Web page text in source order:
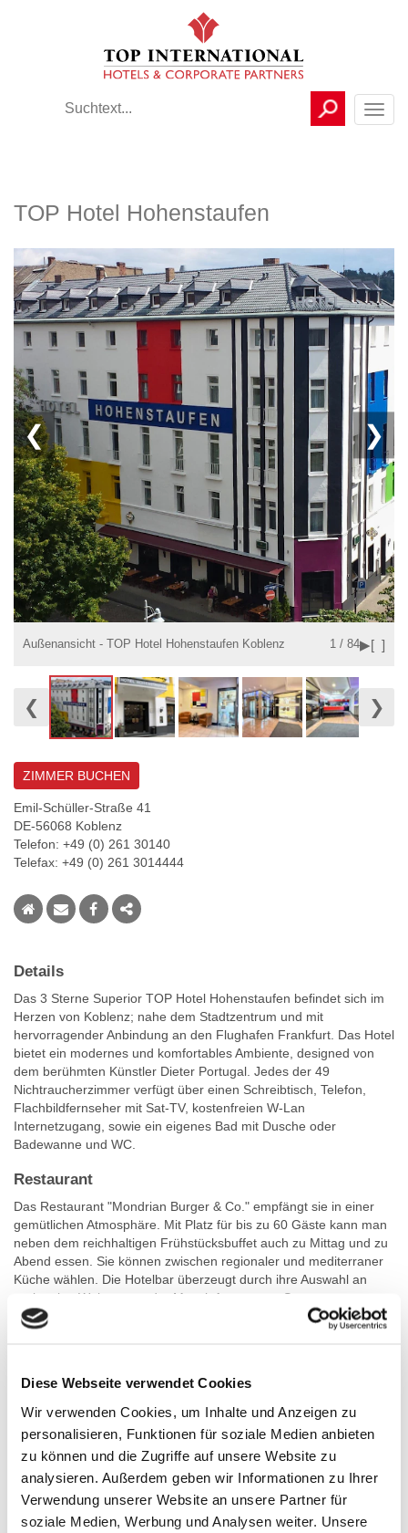
Diese Webseite verwendet Cookies
Wir verwenden Cookies, um Inhalte und Anzeigen zu
personalisieren, Funktionen für soziale Medien anbieten
zu können und die Zugriffe auf unsere Website zu
analysieren. Außerdem geben wir Informationen zu Ihrer
Verwendung unserer Website an unsere Partner für
soziale Medien, Werbung und Analysen weiter. Unsere
TOP Hotel Hohenstaufen
❮ ❯
Außenansicht - TOP Hotel Hohenstaufen Koblenz 1 / 84▶[ ]
❮ ❯
ZIMMER BUCHEN
Emil-Schüller-Straße 41
DE-56068 Koblenz
Telefon: +49 (0) 261 30140
Telefax: +49 (0) 261 3014444
Details
Das 3 Sterne Superior TOP Hotel Hohenstaufen befindet sich im
Herzen von Koblenz; nahe dem Stadtzentrum und mit
hervorragender Anbindung an den Flughafen Frankfurt. Das Hotel
bietet ein modernes und komfortables Ambiente, designed von
dem berühmten Künstler Dieter Portugal. Jedes der 49
Nichtraucherzimmer verfügt über einen Schreibtisch, Telefon,
Flachbildfernseher mit Sat-TV, kostenfreien W-Lan
Internetzugang, sowie ein eigenes Bad mit Dusche oder
Badewanne und WC.
Restaurant
Das Restaurant "Mondrian Burger & Co." empfängt sie in einer
gemütlichen Atmosphäre. Mit Platz für bis zu 60 Gäste kann man
neben dem reichhaltigen Frühstücksbuffet auch zu Mittag und zu
Abend essen. Sie können zwischen regionaler und mediterraner
Küche wählen. Die Hotelbar überzeugt durch ihre Auswahl an
regionalen Weinen von der Mosel. An warmen Sommertagen
können Sie Ihre Speisen auch auf der Außenterrasse einnehmen.
Das Hotel verfügt über 22 Einzelzimmer, 16 Doppelzimmer
2 Vierbettzimmer; alle sind ausgestattet mit kostenfreiem W-Lan
Internetzugang, Flachbildschirm mit Sat-TV, Direktwahltelefon,
Schreibtisch, Ankleidespiegel, Badezimmer mit Dusche oder
Die Superior Zimmer verfügen zusätzlich über eine Couch und
eine Nespresso Kaffeemaschine.